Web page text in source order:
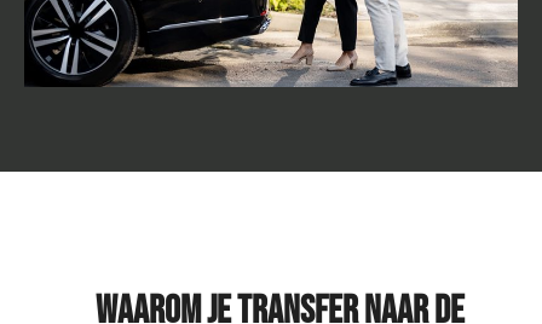
Waarom je transfer naar de